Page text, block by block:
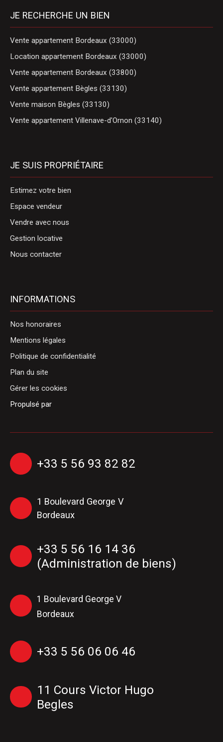
JE RECHERCHE UN BIEN
Vente appartement Bordeaux (33000)
Location appartement Bordeaux (33000)
Vente appartement Bordeaux (33800)
Vente appartement Bègles (33130)
Vente maison Bègles (33130)
Vente appartement Villenave-d'Ornon (33140)
JE SUIS PROPRIÉTAIRE
Estimez votre bien
Espace vendeur
Vendre avec nous
Gestion locative
Nous contacter
INFORMATIONS
Nos honoraires
Mentions légales
Politique de confidentialité
Plan du site
Gérer les cookies
Propulsé par
+33 5 56 93 82 82
1 Boulevard George V
Bordeaux
+33 5 56 16 14 36
(Administration de biens)
1 Boulevard George V
Bordeaux
+33 5 56 06 06 46
11 Cours Victor Hugo
Begles